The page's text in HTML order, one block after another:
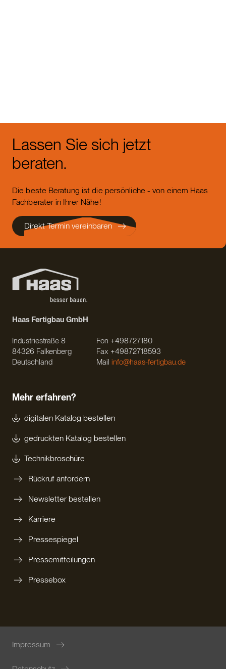
Lassen Sie sich jetzt
beraten.
Die beste Beratung ist die persönliche - von einem Haas
Fachberater in Ihrer Nähe!
Direkt Termin vereinbaren
Haas Fertigbau GmbH
Industriestraße 8
84326 Falkenberg
Deutschland
Fon +498727180
Fax +49872718593
Mail info@haas-fertigbau.de
Mehr erfahren?
digitalen Katalog bestellen
gedruckten Katalog bestellen
Technikbroschüre
Rückruf anfordern
Newsletter bestellen
Karriere
Pressespiegel
Pressemitteilungen
Pressebox
Impressum